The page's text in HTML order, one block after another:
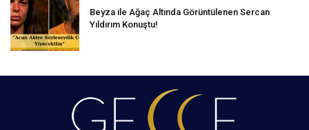
Beyza ile Ağaç Altında Görüntülenen Sercan
Yıldırım Konuştu!